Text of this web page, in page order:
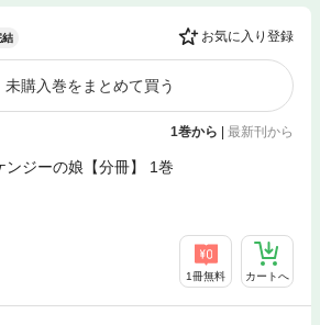
結 お気に入り登録
未購入巻をまとめて買う
1巻から 最新刊から
ンジーの娘【分冊】 1巻
1冊無料 カートへ